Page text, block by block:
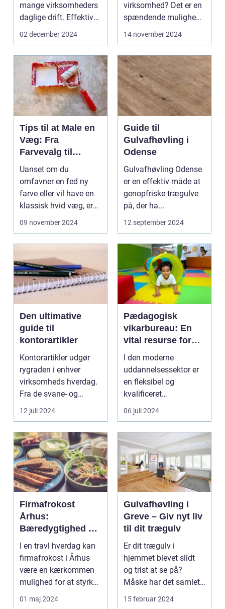
mange virksomheders
daglige drift. Effektiv
styring ...
02 december 2024
virksomhed? Det er en
spændende mulighed,
men det er vigtigt at...
14 november 2024
Tips til at Male en
Væg: Fra
Farvevalg til
Perfekt Finish
Uanset om du
omfavner en fed ny
farve eller vil have en
klassisk hvid væg, er
her nogle tips til, hv...
09 november 2024
Guide til
Gulvafhøvling i
Odense
Gulvafhøvling Odense
er en effektiv måde at
genopfriske trægulve
på, der ha...
12 september 2024
Den ultimative
guide til
kontorartikler
Kontorartikler udgør
rygraden i enhver
virksomheds hverdag.
Fra de svane- og
miljømærkede
papirvarer...
12 juli 2024
Pædagogisk
vikarbureau: En
vital resurse for
uddannelsesinstit
utioner
I den moderne
uddannelsessektor er
en fleksibel og
kvalificeret
arbejdsstyrke
afgørende for at
opret...
06 juli 2024
Firmafrokost
Århus:
Bæredygtighed og
variation i hver bid
I en travl hverdag kan
firmafrokost i Århus
være en kærkommen
mulighed for at styrke
samarbejde og t...
01 maj 2024
Gulvafhøvling i
Greve – Giv nyt liv
til dit trægulv
Er dit trægulv i
hjemmet blevet slidt
og trist at se på?
Måske har det samlet
ridser og mærker over
15 februar 2024